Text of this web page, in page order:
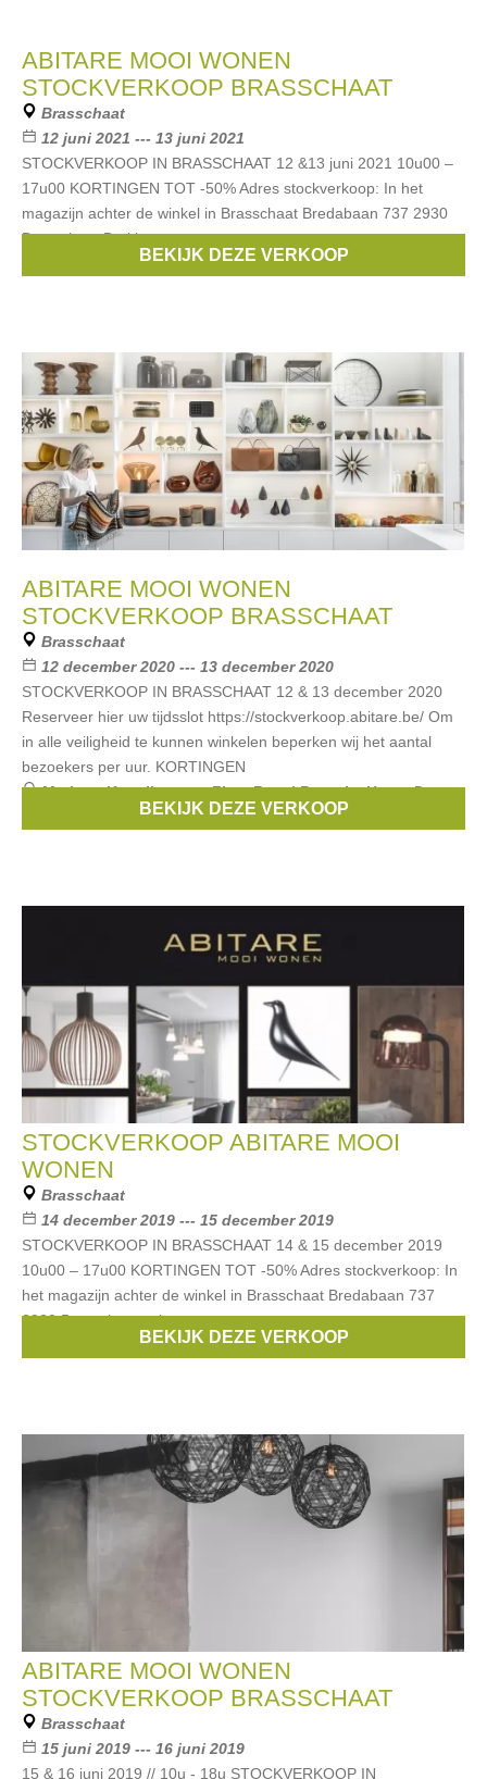
ABITARE MOOI WONEN
STOCKVERKOOP BRASSCHAAT
Brasschaat
12 juni 2021 --- 13 juni 2021
STOCKVERKOOP IN BRASSCHAAT 12 &13 juni 2021 10u00 –
17u00 KORTINGEN TOT -50% Adres stockverkoop: In het
magazijn achter de winkel in Brasschaat Bredabaan 737 2930
Brasschaat Brokis
serax,Flos,Henry Dean,Hay,Vitra
BEKIJK DEZE VERKOOP
ABITARE MOOI WONEN
STOCKVERKOOP BRASSCHAAT
Brasschaat
12 december 2020 --- 13 december 2020
STOCKVERKOOP IN BRASSCHAAT 12 & 13 december 2020
Reserveer hier uw tijdsslot https://stockverkoop.abitare.be/ Om
in alle veiligheid te kunnen winkelen beperken wij het aantal
bezoekers per uur. KORTINGEN
Merken:Kartell,serax,Flos,Royal Botania,Henry Dean,
BEKIJK DEZE VERKOOP
STOCKVERKOOP ABITARE MOOI
WONEN
Brasschaat
14 december 2019 --- 15 december 2019
STOCKVERKOOP IN BRASSCHAAT 14 & 15 december 2019
10u00 – 17u00 KORTINGEN TOT -50% Adres stockverkoop: In
het magazijn achter de winkel in Brasschaat Bredabaan 737
2930 Brasschaat salons
serax,Flos,Royal Botania,Henry Dean
BEKIJK DEZE VERKOOP
ABITARE MOOI WONEN
STOCKVERKOOP BRASSCHAAT
Brasschaat
15 juni 2019 --- 16 juni 2019
15 & 16 juni 2019 // 10u - 18u STOCKVERKOOP IN